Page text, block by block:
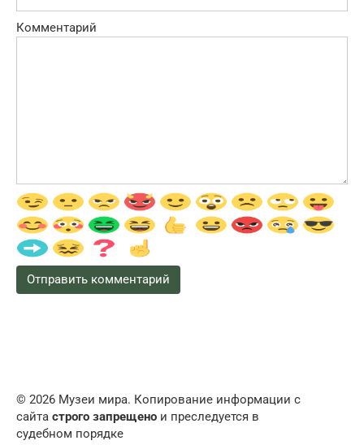
Комментарий
© 2026 Музеи мира. Копирование информации с
сайта строго запрещено и преследуется в
судебном порядке